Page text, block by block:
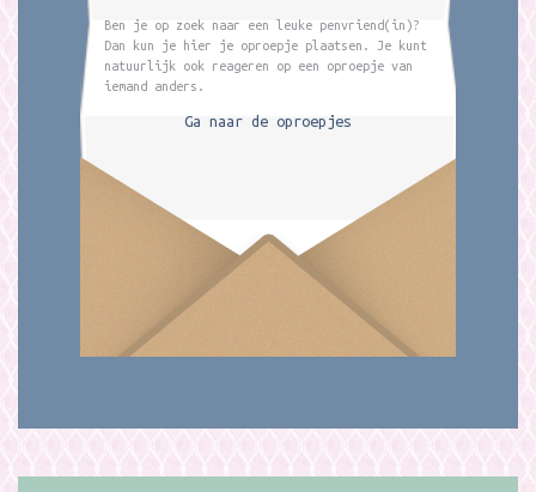
Ben je op zoek naar een leuke penvriend(in)?
Dan kun je hier je oproepje plaatsen. Je kunt
natuurlijk ook reageren op een oproepje van
iemand anders.
Ga naar de oproepjes